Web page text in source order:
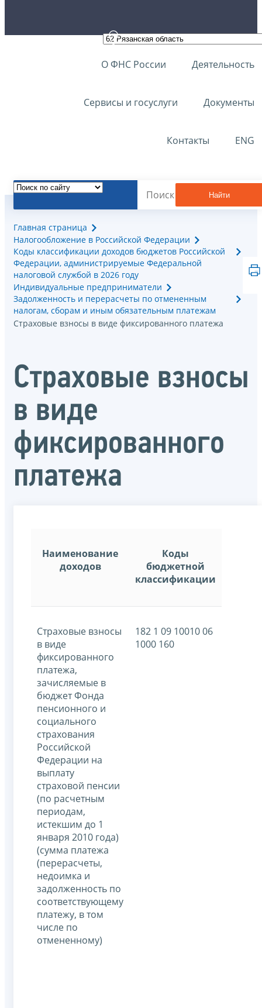
О ФНС России Деятельность
Сервисы и госуслуги Документы
Контакты ENG
Найти
Главная страница
Налогообложение в Российской Федерации
Коды классификации доходов бюджетов Российской
Федерации, администрируемые Федеральной
налоговой службой в 2026 году
Индивидуальные предприниматели
Задолженность и перерасчеты по отмененным
налогам, сборам и иным обязательным платежам
Страховые взносы в виде фиксированного платежа
Страховые взносы
в виде
фиксированного
платежа
Наименование
доходов
Коды
бюджетной
классификации
Страховые взносы
в виде
фиксированного
платежа,
зачисляемые в
бюджет Фонда
пенсионного и
социального
страхования
Российской
Федерации на
выплату
страховой пенсии
(по расчетным
периодам,
истекшим до 1
января 2010 года)
(сумма платежа
(перерасчеты,
недоимка и
задолженность по
соответствующему
платежу, в том
числе по
отмененному)
182 1 09 10010 06
1000 160